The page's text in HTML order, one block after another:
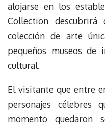
alojarse en los
Collection
colección de arte
pequeños museos de
cultural.
El visitante que entre
personajes célebres
momento quedaron